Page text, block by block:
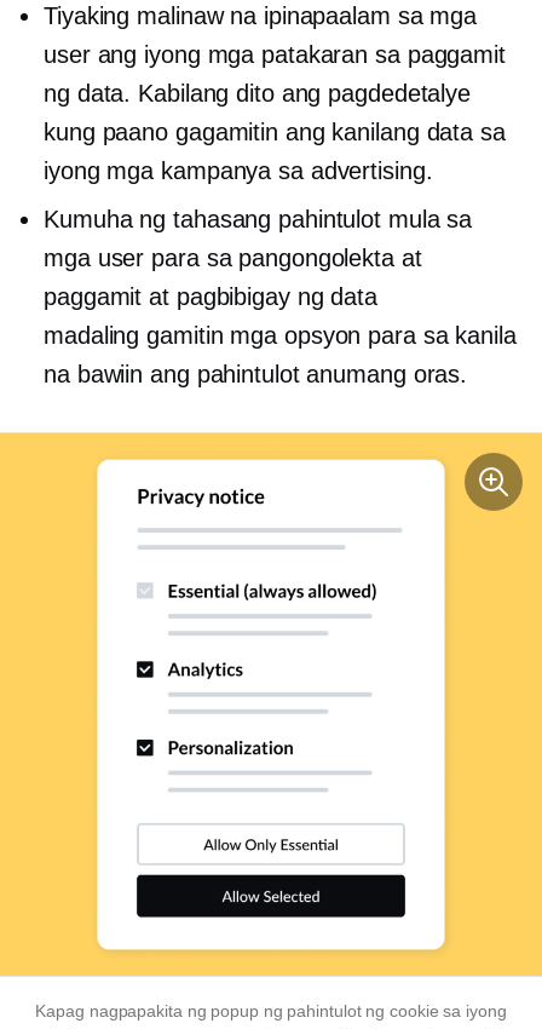
Tiyaking malinaw na ipinapaalam sa mga
user ang iyong mga patakaran sa paggamit
ng data. Kabilang dito ang pagdedetalye
kung paano gagamitin ang kanilang data sa
iyong mga kampanya sa advertising.
Kumuha ng tahasang pahintulot mula sa
mga user para sa pangongolekta at
paggamit at pagbibigay ng data
madaling gamitin mga opsyon para sa kanila
na bawiin ang pahintulot anumang oras.
Kapag nagpapakita ng popup ng pahintulot ng cookie sa iyong